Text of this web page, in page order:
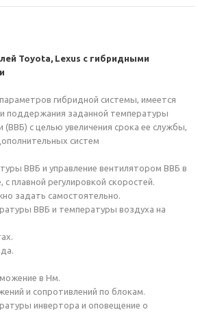
Toyota, Lexus с гибридными
гибридной системы, имеется
поддержания заданной температуры
с целью увеличения срока ее службы,
систем
ВВБ и управление вентилятором ВВБ в
плавной регулировкой скоростей.
задать самостоятельно.
ВВБ и температуры воздуха на
в Нм.
и сопротивлений по блокам.
инвертора и оповещение о